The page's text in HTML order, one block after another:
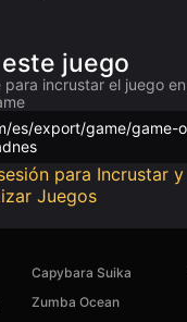
juego
para incrustar el juego
es/export/game/game-
para Incrustar y
Juegos
Capybara Suika
Zumba Ocean